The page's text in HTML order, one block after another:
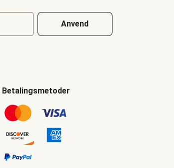
Anvend
Betalingsmetoder